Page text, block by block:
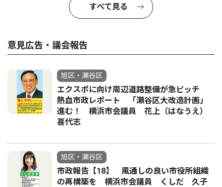
すべて見る
意見広告・議会報告
旭区・瀬谷区
エクスポに向け周辺道路整備が急ピッチ
熱血市政レポート 「瀬谷区大改造計画」
進む！ 横浜市会議員 花上（はなうえ）
喜代志
旭区・瀬谷区
市政報告【18】 風通しの良い市役所組織
の再構築を 横浜市会議員 くしだ 久子